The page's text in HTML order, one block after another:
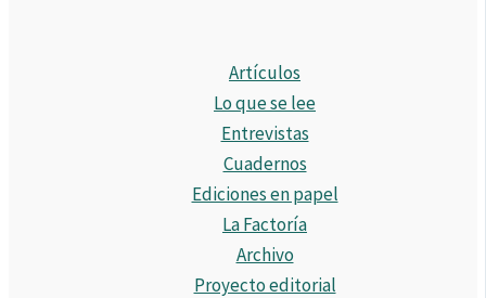
Artículos
Lo que se lee
Entrevistas
Cuadernos
Ediciones en papel
La Factoría
Archivo
Proyecto editorial